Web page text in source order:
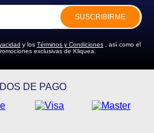
SUSCRIBIRME
y los Términos y Condiciones , así como el
exclusivas de Kliquea.
DE PAGO